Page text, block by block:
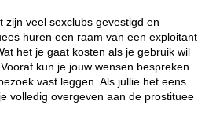
veel sexclubs gevestigd en
huren een raam van een exploitant
het je gaat kosten als je gebruik wil
kun je jouw wensen bespreken
vast leggen. Als jullie het eens
volledig overgeven aan de prostituee